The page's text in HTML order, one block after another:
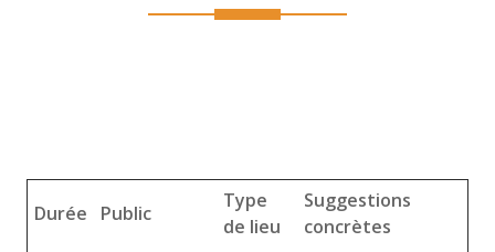
Durée Public
Type
de lieu
Suggestions
concrètes